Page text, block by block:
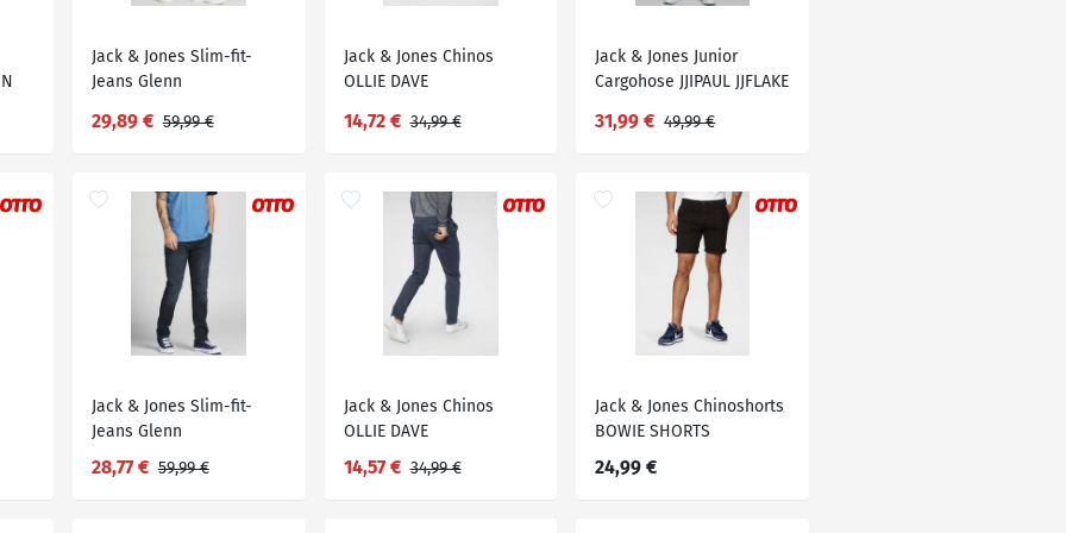
Jack & Jones Slim-fit-
Jeans Glenn
29,89 € 59,99 €
Jack & Jones Chinos
OLLIE DAVE
14,72 € 34,99 €
Jack & Jones Junior
Cargohose JJIPAUL JJFLAKE
31,99 € 49,99 €
Jack & Jones Slim-fit-
Jeans Glenn
28,77 € 59,99 €
Jack & Jones Chinos
OLLIE DAVE
14,57 € 34,99 €
Jack & Jones Chinoshorts
BOWIE SHORTS
24,99 €